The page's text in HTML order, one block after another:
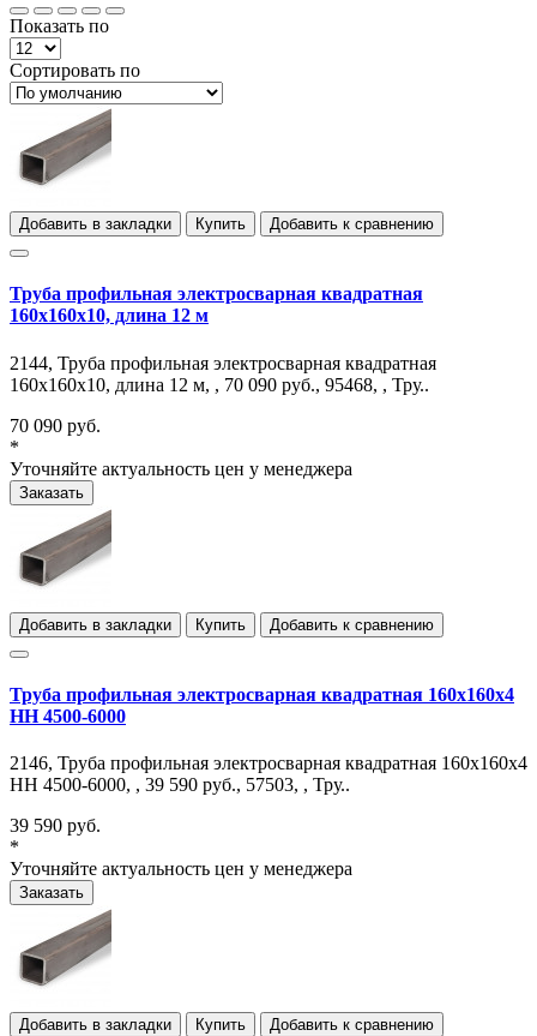
Показать по
Сортировать по
Добавить в закладки Купить Добавить к сравнению
Труба профильная электросварная квадратная
160х160х10, длина 12 м
2144, Труба профильная электросварная квадратная
160х160х10, длина 12 м, , 70 090 руб., 95468, , Тру..
70 090 руб.
*
Уточняйте актуальность цен у менеджера
Заказать
Добавить в закладки Купить Добавить к сравнению
Труба профильная электросварная квадратная 160х160х4
НН 4500-6000
2146, Труба профильная электросварная квадратная 160х160х4
НН 4500-6000, , 39 590 руб., 57503, , Тру..
39 590 руб.
*
Уточняйте актуальность цен у менеджера
Заказать
Добавить в закладки Купить Добавить к сравнению